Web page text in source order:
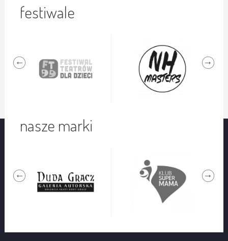
festiwale
nasze marki